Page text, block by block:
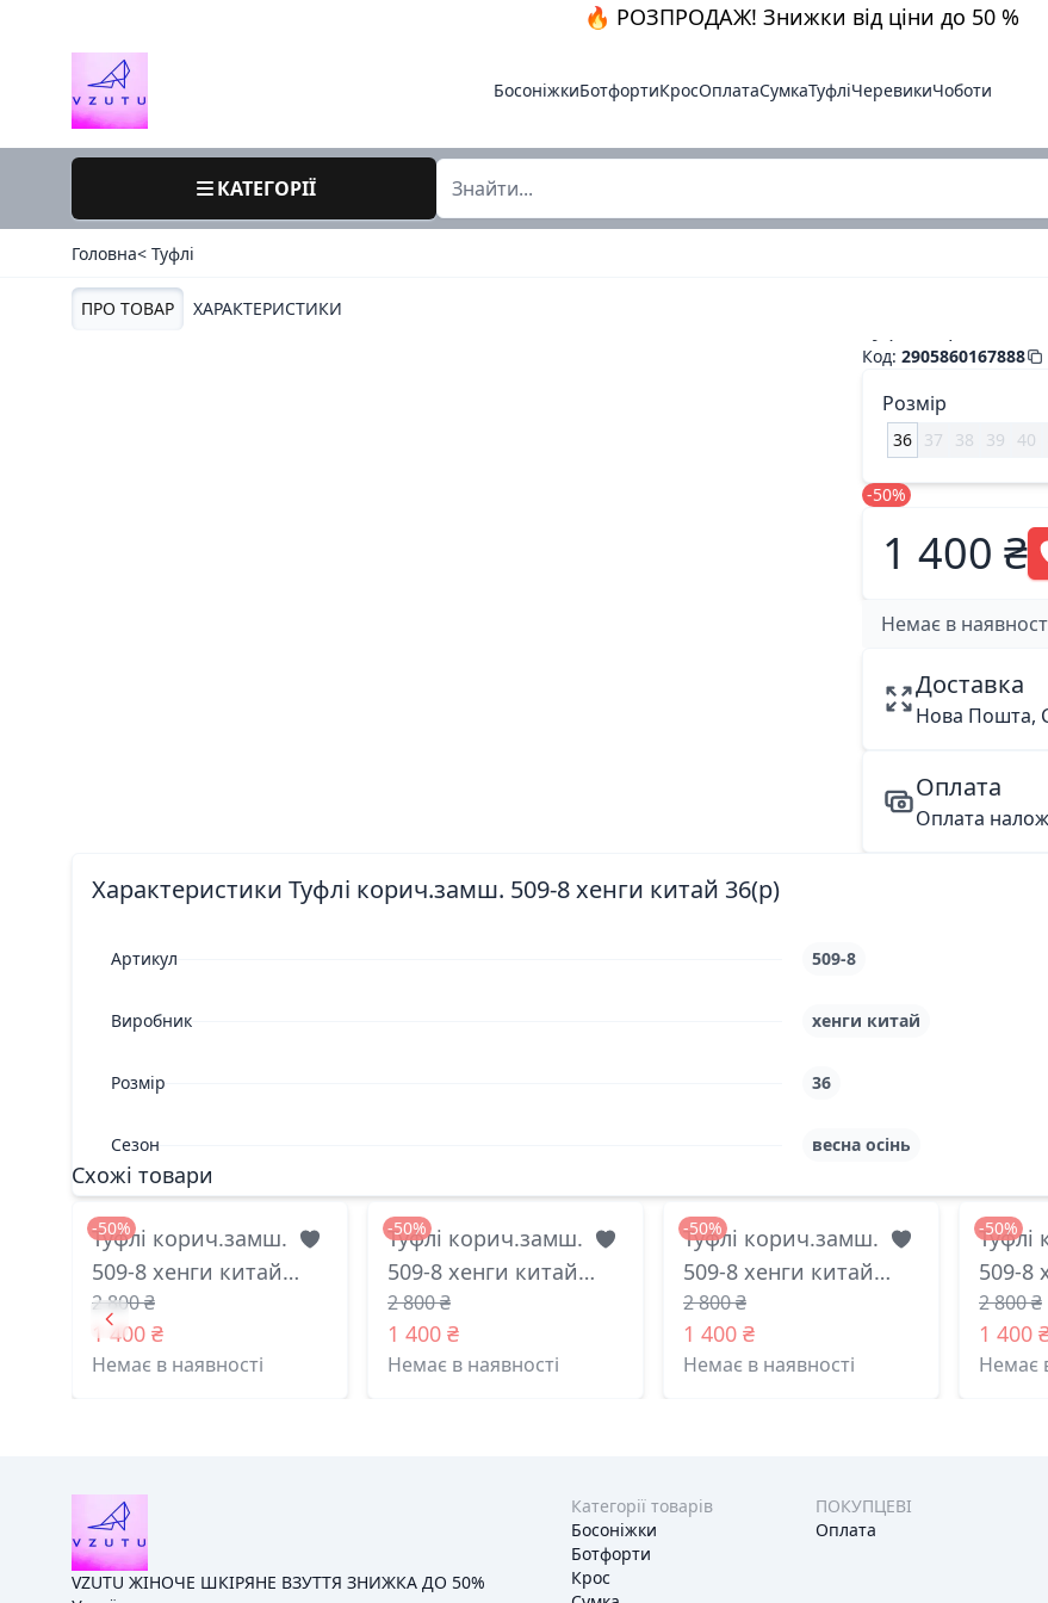
🔥 РОЗПРОДАЖ! Знижки від ціни до 50 %
БосоніжкиБотфортиКросОплатаСумкаТуфліЧеревикиЧоботи
КАТЕГОРІЇ
Головна< Туфлі
ПРО ТОВАР ХАРАКТЕРИСТИКИ
36 / 509-8 / хенги китай / весна осінь
Код:2905860167888
Розмір
36 37 38 39 40
-50%
1 400 ₴
Немає в
Доставка
Нова Пошта,
Оплата
Оплата
Характеристики Туфлі корич.замш. 509-8 хенги китай 36(р)
Артикул 509-8
Виробник хенги китай
Розмір 36
Сезон весна осінь
Схожі товари
-50%
Туфлі корич.замш.
509-8 хенги китай
39(р)
2 800 ₴
1 400 ₴
Немає в наявності
-50%
Туфлі корич.замш.
509-8 хенги китай
38(р)
2 800 ₴
1 400 ₴
Немає в наявності
-50%
Туфлі корич.замш.
509-8 хенги китай
37(р)
2 800 ₴
1 400 ₴
Немає в наявності
-50%
Туфлі
509-8
40(р)
2 800 ₴
1 400
Немає
VZUTU ЖІНОЧЕ ШКІРЯНЕ ВЗУТТЯ ЗНИЖКА ДО 50%
Категорії товарів
Босоніжки
Ботфорти
Крос
ПОКУПЦЕВІ
Оплата